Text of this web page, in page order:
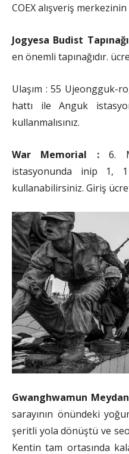
COEX alışveriş merkezinin
Jogyesa Budist
en önemli tapınağıdır.
Ulaşım : 55 Ujeongguk-
hattı ile Anguk
kullanmalısınız.
War Memorial :6.
istasyonunda inip 1,
kullanabilirsiniz. Giriş
Gwanghwamun
sarayının önündeki
şeritli yola dönüştü ve
Kentin tam ortasında